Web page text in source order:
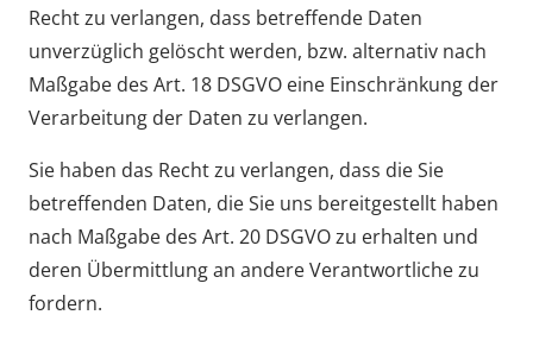
Recht zu verlangen, dass betreffende Daten
unverzüglich gelöscht werden, bzw. alternativ nach
Maßgabe des Art. 18 DSGVO eine Einschränkung der
Verarbeitung der Daten zu verlangen.
Sie haben das Recht zu verlangen, dass die Sie
betreffenden Daten, die Sie uns bereitgestellt haben
nach Maßgabe des Art. 20 DSGVO zu erhalten und
deren Übermittlung an andere Verantwortliche zu
fordern.